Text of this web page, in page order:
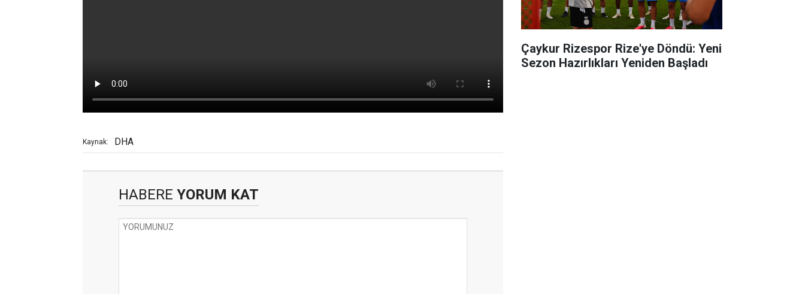
Kaynak: DHA
HABERE YORUM KAT
Çaykur Rizespor Rize'ye Döndü: Yeni
Sezon Hazırlıkları Yeniden Başladı